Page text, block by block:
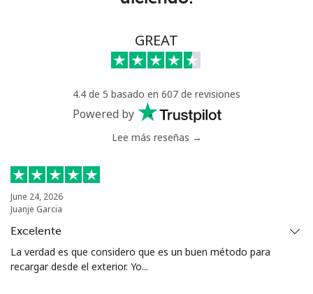
GREAT
4.4 de 5 basado en 607 de revisiones
Powered by
Lee más reseñas →
June 24, 2026
Juanje Garcia
Excelente
La verdad es que considero que es un buen método para
recargar desde el exterior. Yo...